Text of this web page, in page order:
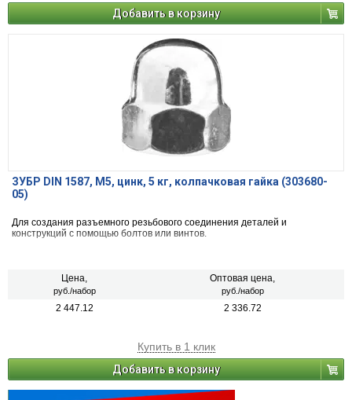
Добавить в корзину
ЗУБР DIN 1587, M5, цинк, 5 кг, колпачковая гайка (303680-
05)
Для создания разъемного резьбового соединения деталей и
конструкций с помощью болтов или винтов.
Цена,
руб./набор
Оптовая цена,
руб./набор
2 447.12 2 336.72
Купить в 1 клик
Добавить в корзину